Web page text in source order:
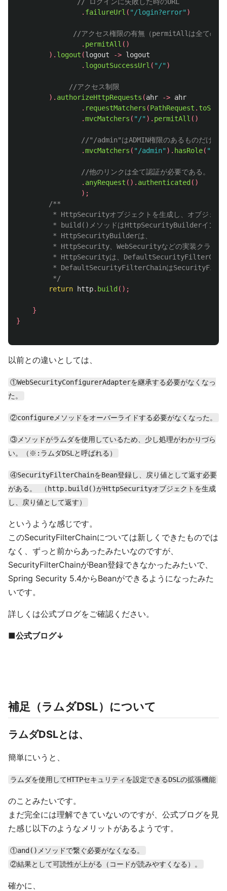
. failureUrl ( "/login?error" )
//アクセス権限の有無（permitAllは全てのユ
. permitAll ()
). logout (logout -> logout
. logoutSuccessUrl ( "/" )
//アクセス制限
). authorizeHttpRequests (ahr -> ahr
. requestMatchers (PathRequest .
.mvcMatchers ( "/" ). permitAll ()
//"/admin"はADMIN権限のあるものだけが
.mvcMatchers ( "/admin" ). hasRole(
//他のリンクは全て認証が必要である。
. anyRequest (). authenticated ()
);
/**
		 */
return
http. build ();
}
}
以前との違いとしては、
①WebSecurityConfigurerAdapterを継承する必要がなくなっ
た。
②configureメソッドをオーバーライドする必要がなくなった。
③メソッドがラムダを使用しているため、少し処理がわかりづら
い。（※:ラムダDSLと呼ばれる）
④SecurityFilterChainをBean登録し、戻り値として返す必要
がある。 （http.build()がHttpSecurityオブジェクトを生成
し、戻り値として返す）
というような感じです。
このSecurityFilterChainについては新しくできたものでは
なく、ずっと前からあったみたいなのですが、
SecurityFilterChainがBean登録できなかったみたいで、
Spring Security 5.4からBeanができるようになったみた
いです。
詳しくは公式ブログをご確認ください。
■公式ブログ↓
補足（ラムダDSL）について
ラムダDSLとは、
簡単にいうと、
ラムダを使用してHTTPセキュリティを設定できるDSLの拡張機能
のことみたいです。
まだ完全には理解できていないのですが、公式ブログを見
た感じ以下のようなメリットがあるようです。
①and()メソッドで繋ぐ必要がなくなる。
②結果として可読性が上がる（コードが読みやすくなる）。
確かに、